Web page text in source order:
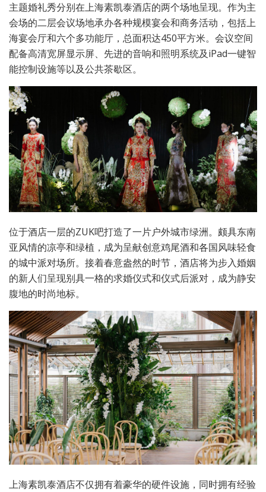
主题婚礼秀分别在上海素凯泰酒店的两个场地呈现。作为主
会场的二层会议场地承办各种规模宴会和商务活动，包括上
海宴会厅和六个多功能厅，总面积达450平方米。会议空间
配备高清宽屏显示屏、先进的音响和照明系统及iPad一键智
能控制设施等以及公共茶歇区。
位于酒店一层的ZUK吧打造了一片户外城市绿洲。颇具东南
亚风情的凉亭和绿植，成为呈献创意鸡尾酒和各国风味轻食
的城中派对场所。接着春意盎然的时节，酒店将为步入婚姻
的新人们呈现别具一格的求婚仪式和仪式后派对，成为静安
腹地的时尚地标。
上海素凯泰酒店不仅拥有着豪华的硬件设施，同时拥有经验